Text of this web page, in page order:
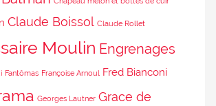
Claude Boissol Claude Rollet
Moulin Engrenages
Fantômas Françoise Arnoul Fred Bianconi
Georges Lautner Grace de